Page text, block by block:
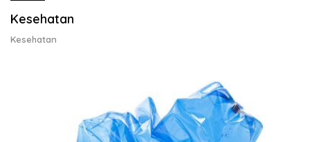
Kesehatan
Kesehatan